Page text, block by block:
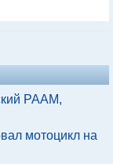
РААМ,
мотоцикл на